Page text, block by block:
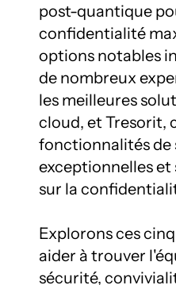
post-quantique
confidentialité
options notables
de nombreux
les meilleures
cloud, et Tresorit,
fonctionnalités de
exceptionnelles et
sur la
Explorons ces
aider à trouver
sécurité,